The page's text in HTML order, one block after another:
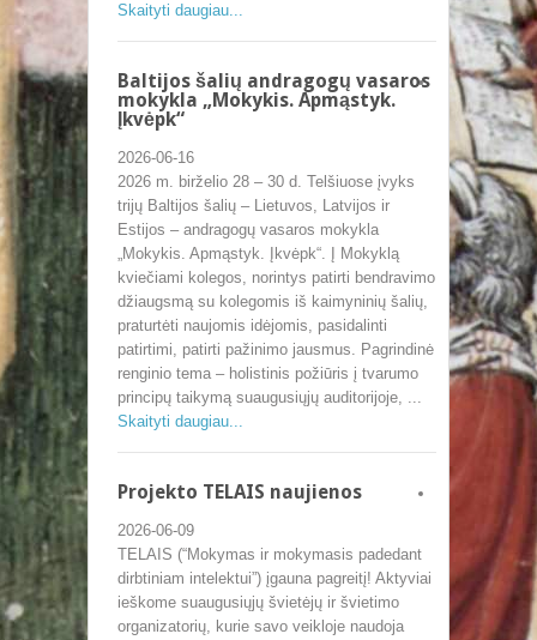
Skaityti daugiau...
Baltijos šalių andragogų vasaros
mokykla „Mokykis. Apmąstyk.
Įkvėpk“
2026-06-16
2026 m. birželio 28 – 30 d. Telšiuose įvyks
trijų Baltijos šalių – Lietuvos, Latvijos ir
Estijos – andragogų vasaros mokykla
„Mokykis. Apmąstyk. Įkvėpk“. Į Mokyklą
kviečiami kolegos, norintys patirti bendravimo
džiaugsmą su kolegomis iš kaimyninių šalių,
praturtėti naujomis idėjomis, pasidalinti
patirtimi, patirti pažinimo jausmus. Pagrindinė
renginio tema – holistinis požiūris į tvarumo
principų taikymą suaugusiųjų auditorijoje, ...
Skaityti daugiau...
Projekto TELAIS naujienos
2026-06-09
TELAIS (“Mokymas ir mokymasis padedant
dirbtiniam intelektui”) įgauna pagreitį! Aktyviai
ieškome suaugusiųjų švietėjų ir švietimo
organizatorių, kurie savo veikloje naudoja